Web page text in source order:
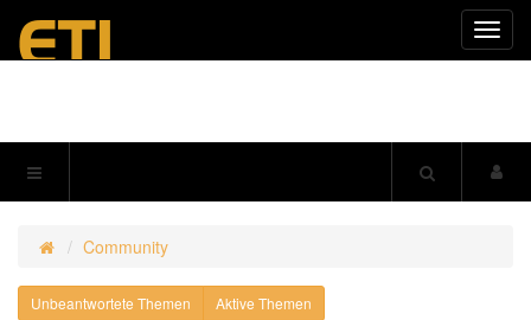
Community
Unbeantwortete Themen Aktive Themen